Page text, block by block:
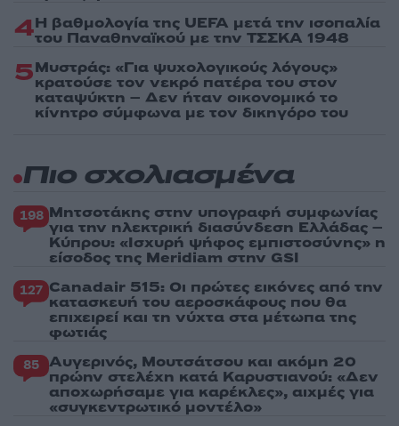
4Η βαθμολογία της UEFA μετά την ισοπαλία
του Παναθηναϊκού με την ΤΣΣΚΑ 1948
5Μυστράς: «Για ψυχολογικούς λόγους»
κρατούσε τον νεκρό πατέρα του στον
καταψύκτη – Δεν ήταν οικονομικό το
κίνητρο σύμφωνα με τον δικηγόρο του
Πιο σχολιασμένα
198 Μητσοτάκης στην υπογραφή συμφωνίας
για την ηλεκτρική διασύνδεση Ελλάδας –
Κύπρου: «Ισχυρή ψήφος εμπιστοσύνης» η
είσοδος της Meridiam στην GSI
127 Canadair 515: Οι πρώτες εικόνες από την
κατασκευή του αεροσκάφους που θα
επιχειρεί και τη νύχτα στα μέτωπα της
φωτιάς
85 Αυγερινός, Μουτσάτσου και ακόμη 20
πρώην στελέχη κατά Καρυστιανού: «Δεν
αποχωρήσαμε για καρέκλες», αιχμές για
«συγκεντρωτικό μοντέλο»